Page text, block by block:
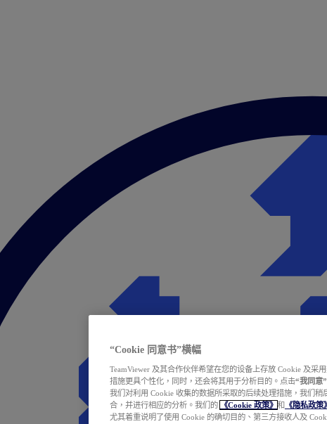
“Cookie 同意书”横幅
TeamViewer 及其合作伙伴希望在您的设备上存放 Cookie 及采
措施更具个性化，同时，还会将其用于分析目的。点击“我同意”
我们对利用 Cookie 收集的数据所采取的后续处理措施，我们
合，并进行相应的分析。我们的
《Cookie 政策》 和 《隐私政策》
尤其着重说明了使用 Cookie 的确切目的、第三方接收人及